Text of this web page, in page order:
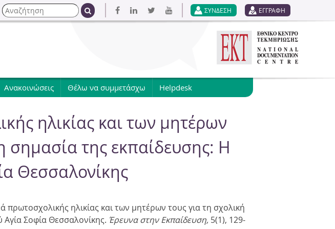
ΣΥΝΔΕΣΗ ΕΓΓΡΑΦΗ
Φ
ρ
μ
α
α
ν
α
ζ
Α
ν
η
σ
Ανακοινώσεις Θέλω να συμμετάσχω Helpdesk
ηλικίας και των μητέρων
σημασία της εκπαίδευσης: Η
Θεσσαλονίκης
ηλικίας και των μητέρων τους για τη σχολική
Αγία Σοφία Θεσσαλονίκης. Έρευνα στην Εκπαίδευση, 5(1), 129-